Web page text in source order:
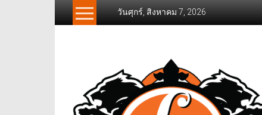
วันศุกร์, สิงหาคม 7, 2026
Freelancer
วส์